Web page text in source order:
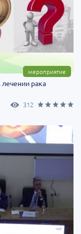
мероприятие
рака
312